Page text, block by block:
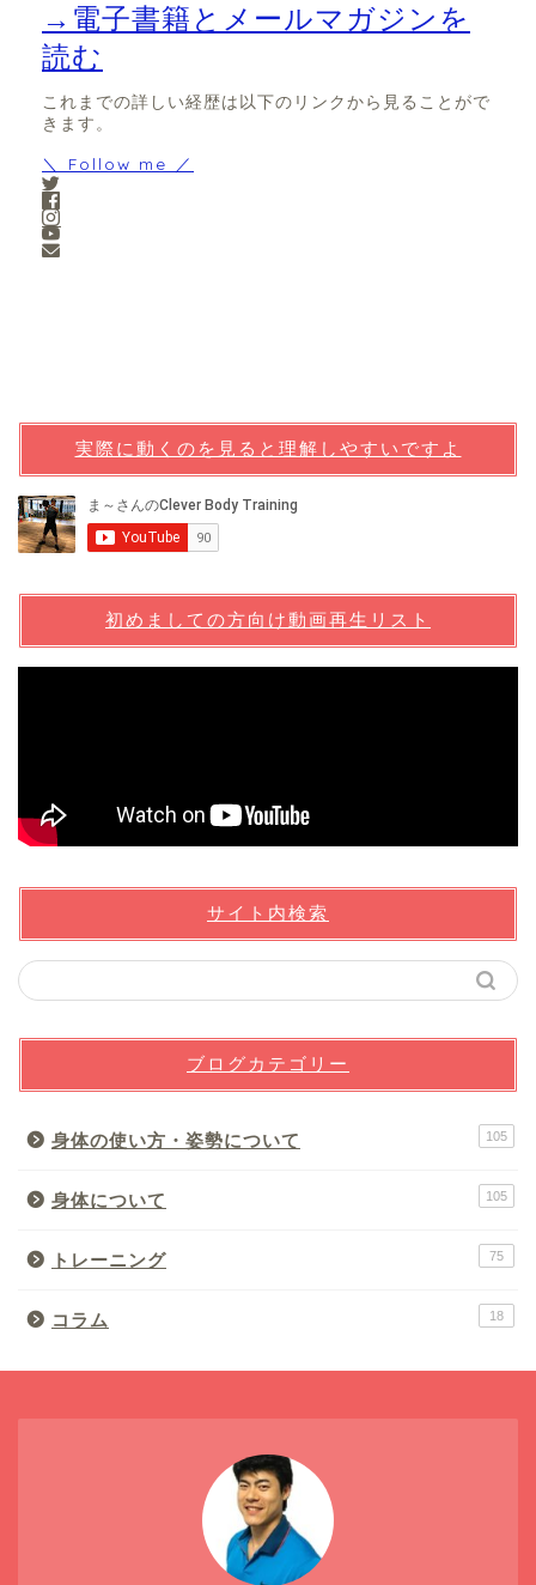
→電子書籍とメールマガジンを
読む
これまでの詳しい経歴は以下のリンクから見ることがで
きます。
＼ Follow me ／
実際に動くのを見ると理解しやすいですよ
初めましての方向け動画再生リスト
サイト内検索
ブログカテゴリー
身体の使い方・姿勢について 105
身体について 105
トレーニング 75
コラム 18